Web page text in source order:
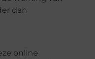
dan
online